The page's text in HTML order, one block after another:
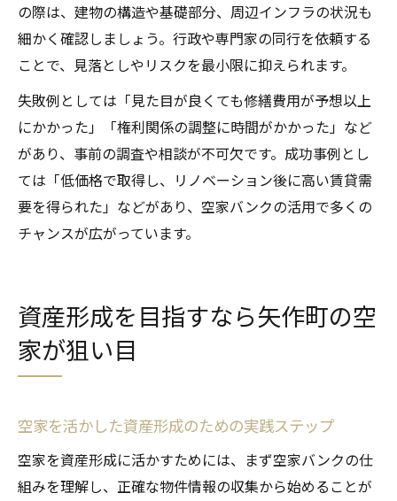
の際は、建物の構造や基礎部分、周辺インフラの状況も
細かく確認しましょう。行政や専門家の同行を依頼する
ことで、見落としやリスクを最小限に抑えられます。
失敗例としては「見た目が良くても修繕費用が予想以上
にかかった」「権利関係の調整に時間がかかった」など
があり、事前の調査や相談が不可欠です。成功事例とし
ては「低価格で取得し、リノベーション後に高い賃貸需
要を得られた」などがあり、空家バンクの活用で多くの
チャンスが広がっています。
資産形成を目指すなら矢作町の空
家が狙い目
空家を活かした資産形成のための実践ステップ
空家を資産形成に活かすためには、まず空家バンクの仕
組みを理解し、正確な物件情報の収集から始めることが